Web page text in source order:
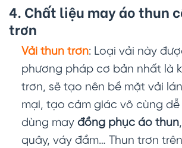
4. Chất liệu mayáo thun
trơn
Vải thun trơn: Loại vải này
phương pháp cơ bản nhất là
trơn, sẽ tạo nên bề mặt vải
mại, tạo cảm giác vô cùng dễ
dùng may đồng phục áo thun
quây, váy đầm… Thun trơn